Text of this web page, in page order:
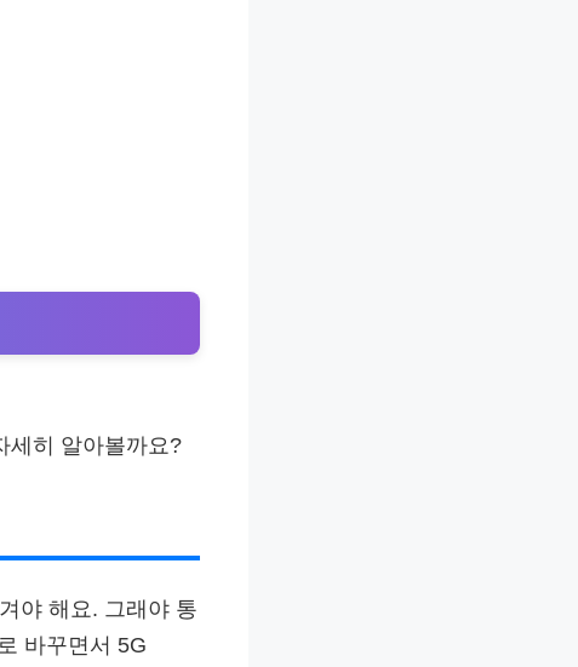
세히 알아볼까요?
야 해요. 그래야 통
바꾸면서 5G